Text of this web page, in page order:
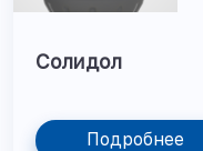
Солидол
Подробнее